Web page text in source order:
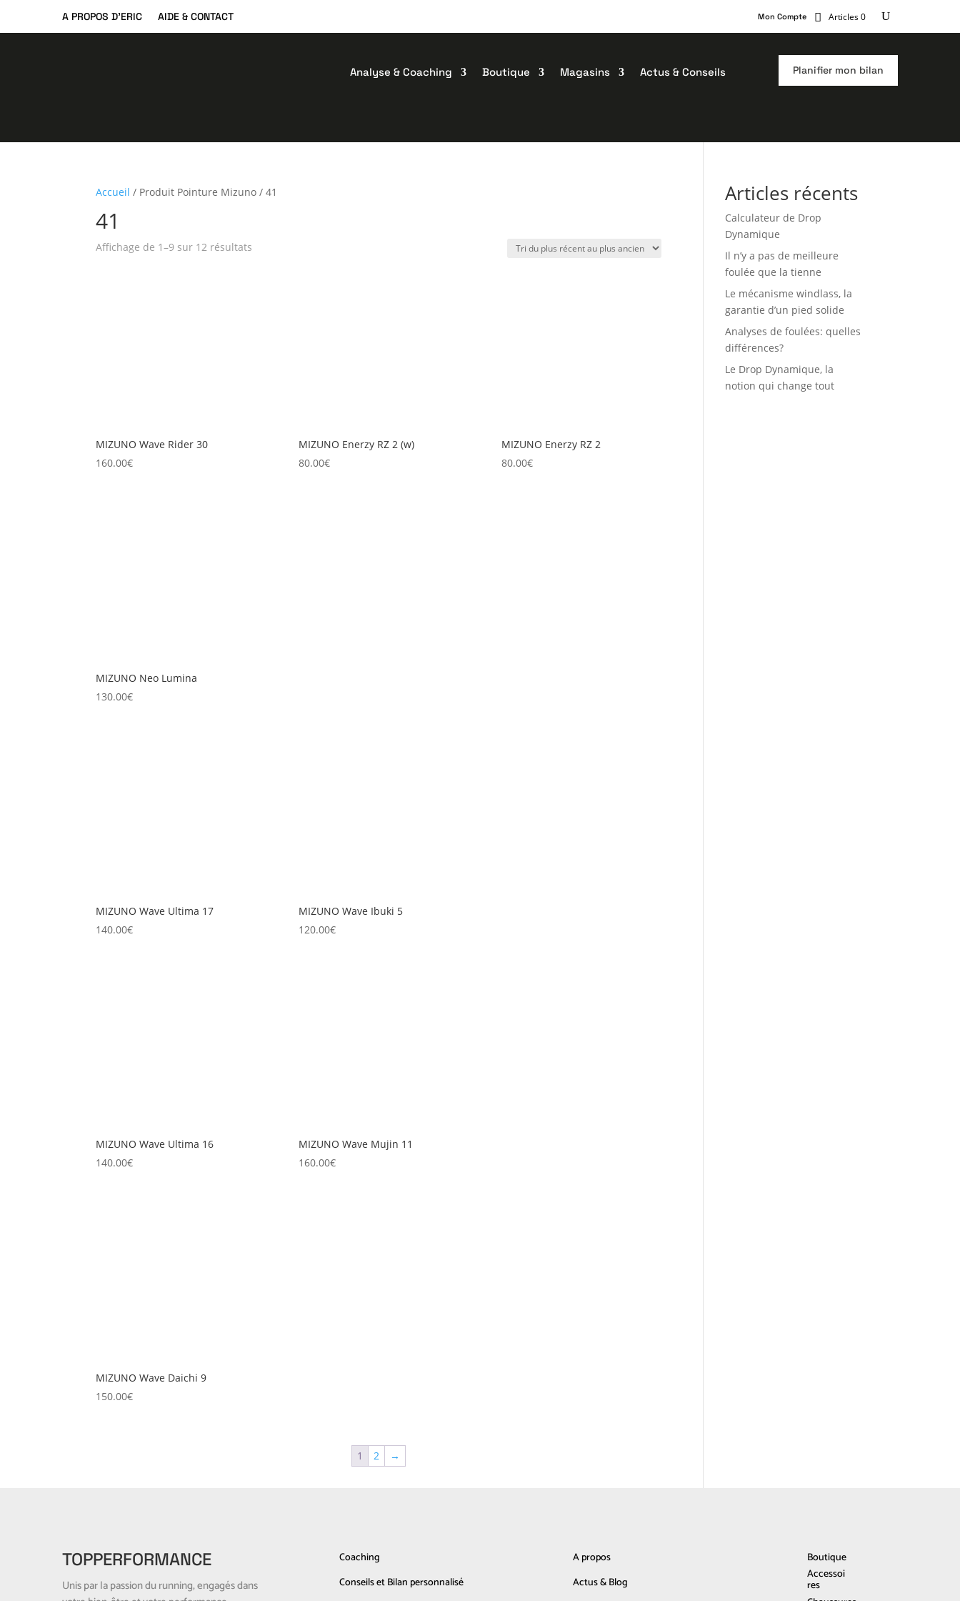
A PROPOS D’ERIC AIDE & CONTACT Mon Compte Articles 0
Analyse & Coaching Boutique Magasins Actus & Conseils Planifier mon bilan
Accueil / Produit Pointure Mizuno / 41
41
Affichage de 1–9 sur 12 résultats
MIZUNO Wave Rider 30
160.00€
MIZUNO Enerzy RZ 2 (w)
80.00€
MIZUNO Enerzy RZ 2
80.00€
MIZUNO Neo Lumina
130.00€
MIZUNO Wave Ultima 17
140.00€
MIZUNO Wave Ibuki 5
120.00€
MIZUNO Wave Ultima 16
140.00€
MIZUNO Wave Mujin 11
160.00€
MIZUNO Wave Daichi 9
150.00€
1 2 →
Articles récents
Calculateur de Drop
Dynamique
Il n’y a pas de meilleure
foulée que la tienne
Le mécanisme windlass, la
garantie d’un pied solide
Analyses de foulées: quelles
différences?
Le Drop Dynamique, la
notion qui change tout
TOPPERFORMANCE
Unis par la passion du running, engagés dans
Coaching
Conseils et Bilan personnalisé
A propos
Actus & Blog
Boutique
Accessoi
res